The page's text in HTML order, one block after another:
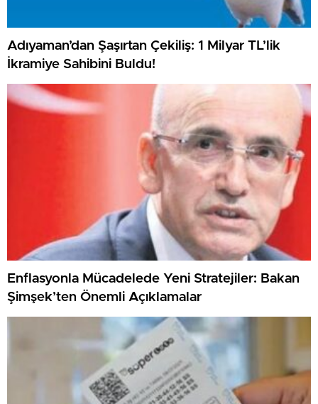
Adıyaman’dan Şaşırtan Çekiliş: 1 Milyar TL’lik
İkramiye Sahibini Buldu!
Enflasyonla Mücadelede Yeni Stratejiler: Bakan
Şimşek’ten Önemli Açıklamalar